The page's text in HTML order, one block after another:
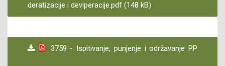
deratizacije i deviperacije.pdf (148 kB)
3759 - Ispitivanje, punjenje i održavanje PP